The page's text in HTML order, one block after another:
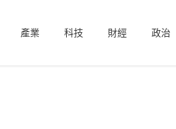
產業 科技 財經 政治